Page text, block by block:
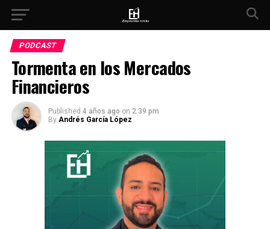
PODCAST
Tormenta en los Mercados
Financieros
Published 4 años ago on 2:39 pm
By Andrés García López